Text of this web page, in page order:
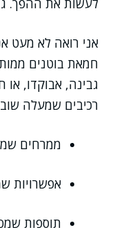
לעשות את ההפך.
אני רואה לא מעט
חמאת בוטנים
גבינה, אבוקדו,
רכיבים שמעלה
ממרחים
אפשרויות
תוספות